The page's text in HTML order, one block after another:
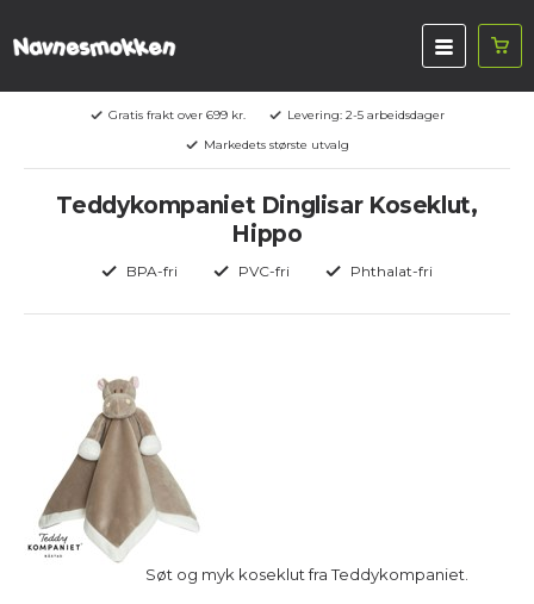
Gratis frakt over 699 kr.
Levering: 2-5 arbeidsdager
Markedets største utvalg
Teddykompaniet Dinglisar Koseklut,
Hippo
BPA-fri PVC-fri Phthalat-fri
Søt og myk koseklut fra Teddykompaniet.